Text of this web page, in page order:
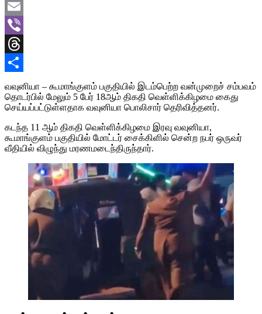
Twitter
Email
Viber
Threads
Share
வவுனியா – கூமாங்குளம் பகுதியில் இடம்பெற்ற வன்முறைச் சம்பவம்
தொடர்பில் மேலும் 5 பேர் 18ஆம் திகதி வெள்ளிக்கிழமை கைது
செய்யப்பட்டுள்ளதாக வவுனியா பொலிசார் தெரிவித்தனர்.
கடந்த 11 ஆம் திகதி வெள்ளிக்கிழமை இரவு வவுனியா,
கூமாங்குளம் பகுதியில் மோட்டர் சைக்கிளில் சென்ற நபர் ஒருவர்
வீதியில் விழுந்து மரணமடைந்திருந்தார்.